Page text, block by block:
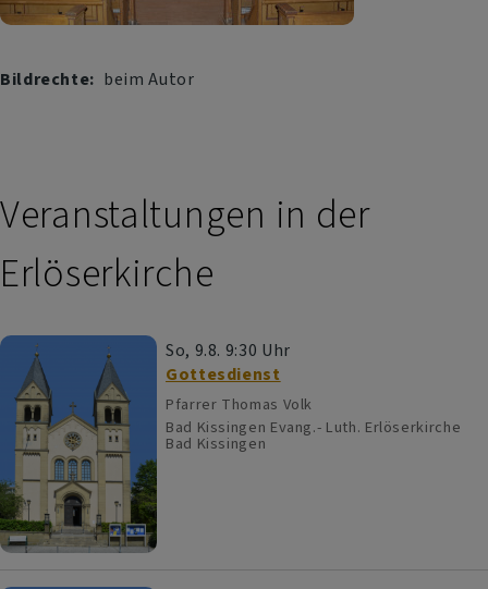
Bildrechte beim Autor
Veranstaltungen in der
Erlöserkirche
So, 9.8. 9:30 Uhr
Gottesdienst
Pfarrer Thomas Volk
Bad Kissingen Evang.- Luth. Erlöserkirche
Bad Kissingen